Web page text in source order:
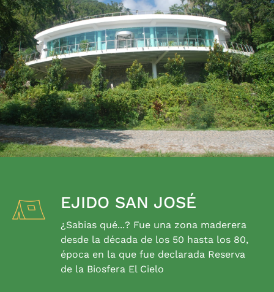
EJIDO SAN JOSÉ
¿Sabias qué...? Fue una zona maderera
desde la década de los 50 hasta los 80,
época en la que fue declarada Reserva
de la Biosfera El Cielo